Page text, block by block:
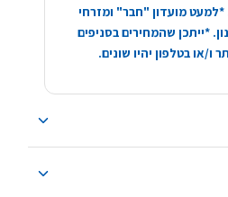
מועדון "חבר" ומזרחי
*ייתכן שהמחירים בסניפים
ו/או בטלפון יהיו שונים.